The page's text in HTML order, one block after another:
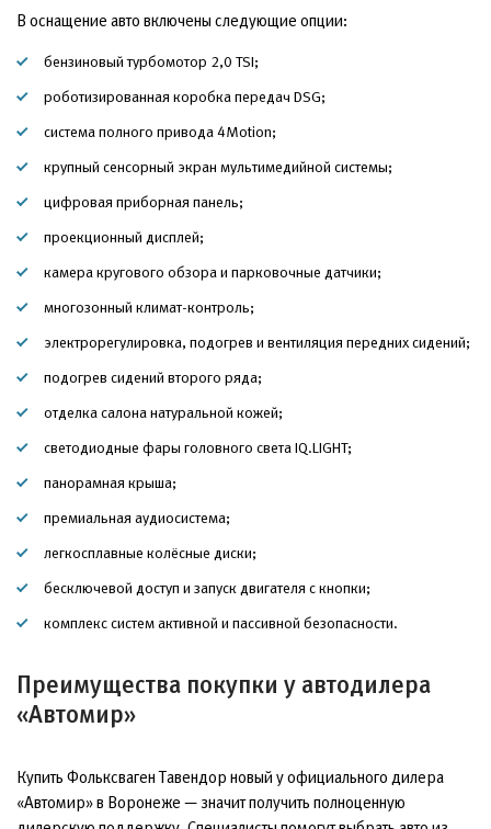
В оснащение авто включены следующие опции:
бензиновый турбомотор 2,0 TSI;
роботизированная коробка передач DSG;
система полного привода 4Motion;
крупный сенсорный экран мультимедийной системы;
цифровая приборная панель;
проекционный дисплей;
камера кругового обзора и парковочные датчики;
многозонный климат-контроль;
электрорегулировка, подогрев и вентиляция передних сидений;
подогрев сидений второго ряда;
отделка салона натуральной кожей;
светодиодные фары головного света IQ.LIGHT;
панорамная крыша;
премиальная аудиосистема;
легкосплавные колёсные диски;
бесключевой доступ и запуск двигателя с кнопки;
комплекс систем активной и пассивной безопасности.
Преимущества покупки у автодилера
«Автомир»
Купить Фольксваген Тавендор новый у официального дилера
«Автомир» в Воронеже — значит получить полноценную